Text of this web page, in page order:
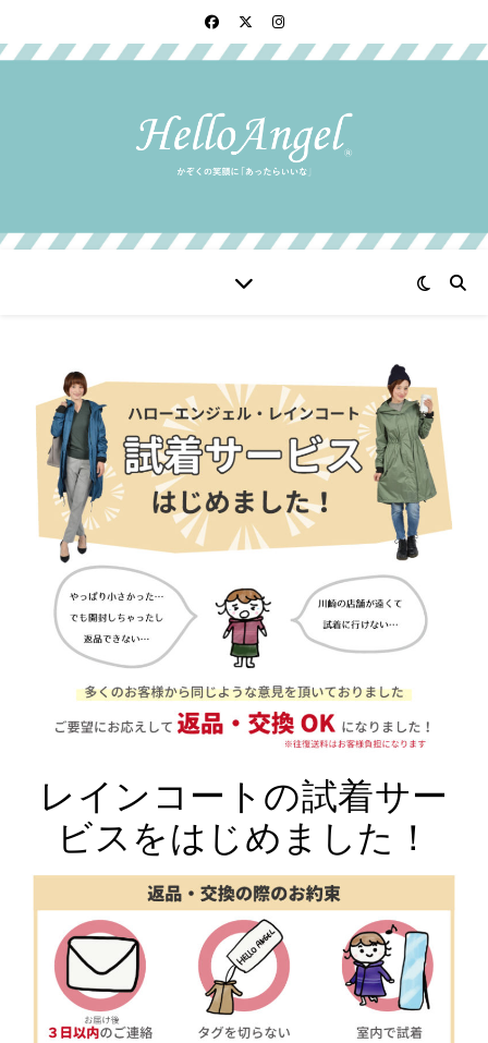
レインコートの試着サー
ビスをはじめました！